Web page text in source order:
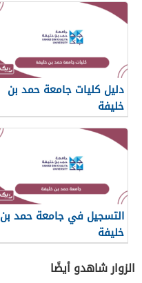
دليل كليات جامعة حمد بن
خليفة
التسجيل في جامعة حمد بن
خليفة
الزوار شاهدو أيضًا